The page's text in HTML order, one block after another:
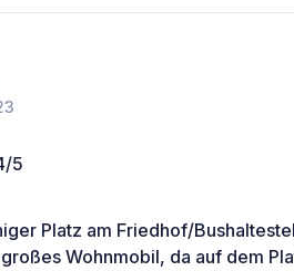
5
Platz am Friedhof/
Wohnmobil, da auf dem